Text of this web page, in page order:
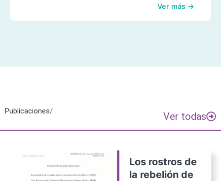
Ver más →
Publicaciones/ Ver todas
Los rostros de
la rebelión de